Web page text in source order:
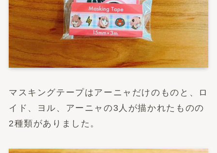
マスキングテープはアーニャだけのものと、ロ
イド、ヨル、アーニャの3人が描かれたものの
2種類がありました。